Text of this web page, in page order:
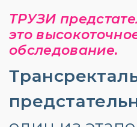
ТРУЗИ
это
обследование.